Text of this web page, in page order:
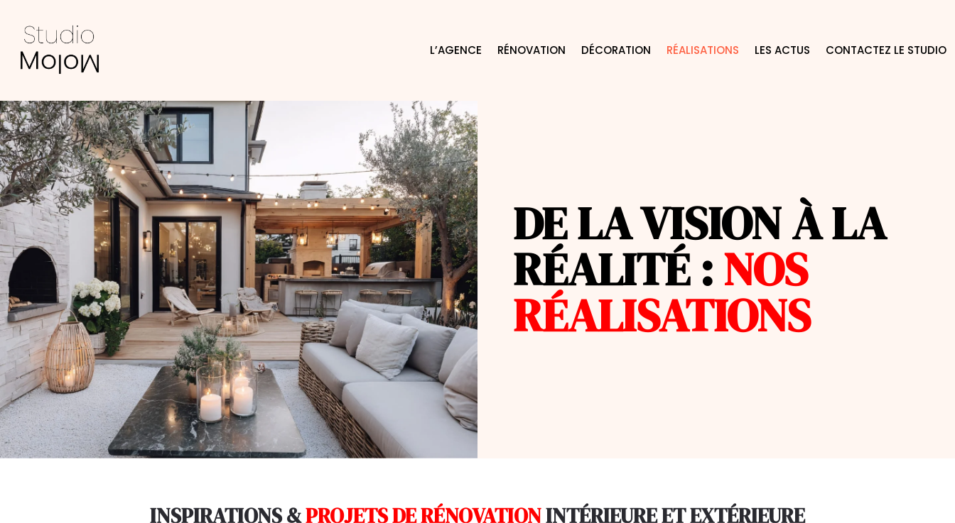
L’AGENCE RÉNOVATION DÉCORATION RÉALISATIONS LES ACTUS CONTACTEZ LE STUDIO
DE LA VISION À LA
RÉALITÉ :NOS
RÉALISATIONS
INSPIRATIONS &PROJETS DE RÉNOVATIONINTÉRIEURE ET EXTÉRIEURE